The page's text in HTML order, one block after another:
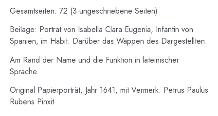
Gesamtseiten: 72 (3 ungeschriebene Seiten)
Beilage: Porträt von Isabella Clara Eugenia, Infantin von
Spanien, im Habit. Darüber das Wappen des Dargestellten.
Am Rand der Name und die Funktion in lateinischer
Sprache.
Original Papierporträt, Jahr 1641, mit Vermerk: Petrus Paulus
Rubens Pinxit